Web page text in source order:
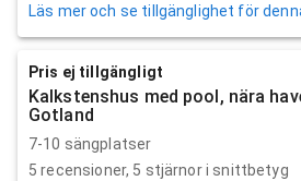
Läs mer och se tillgänglighet för
Pris ej tillgängligt
Kalkstenshus med pool, nära
Gotland
7-10 sängplatser
5 recensioner, 5 stjärnor i snittbetyg